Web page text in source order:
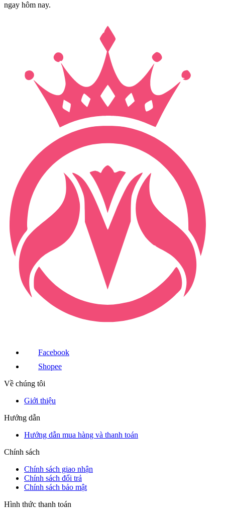
ngay hôm nay.
Facebook
Shopee
Về chúng tôi
Giới thiệu
Hướng dẫn
Hướng dẫn mua hàng và thanh toán
Chính sách
Chính sách giao nhận
Chính sách đổi trả
Chính sách bảo mật
Hình thức thanh toán